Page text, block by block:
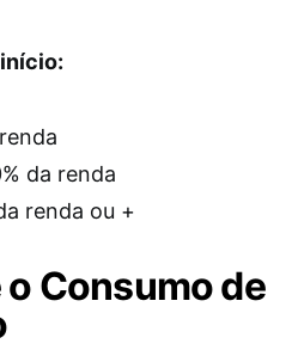
da renda
renda ou +
Consumo de